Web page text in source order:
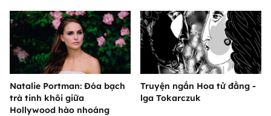
Natalie Portman: Đóa bạch
trà tinh khôi giữa
Hollywood hào nhoáng
Truyện ngắn Hoa tử đằng -
lga Tokarczuk